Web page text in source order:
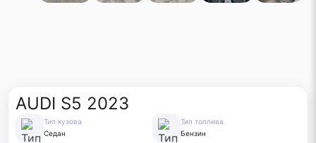
AUDI S5 2023
Тип кузова
Седан
Тип топлива
Бензин